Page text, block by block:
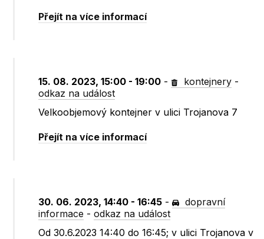
Přejít na více informací
15. 08. 2023, 15:00 - 19:00 - kontejnery -
odkaz na událost
Velkoobjemový kontejner v ulici Trojanova 7
Přejít na více informací
30. 06. 2023, 14:40 - 16:45 -
dopravní
informace -odkaz na událost
Od 30.6.2023 14:40 do 16:45; v ulici Trojanova v